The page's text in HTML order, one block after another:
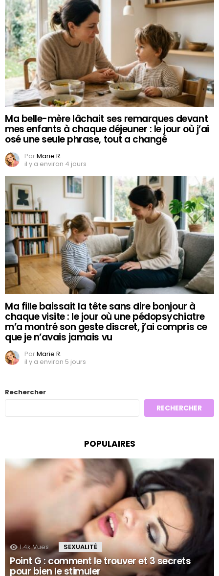
Ma belle-mère lâchait ses remarques devant
mes enfants à chaque déjeuner : le jour où j’ai
osé une seule phrase, tout a changé
ParMarie R.
il y a environ 4 jours
Ma fille baissait la tête sans dire bonjour à
chaque visite : le jour où une pédopsychiatre
m’a montré son geste discret, j’ai compris ce
que je n’avais jamais vu
ParMarie R.
il y a environ 5 jours
Rechercher
RECHERCHER
POPULAIRES
1.4k Vues SEXUALITÉ
Point G : comment le trouver et 3 secrets
pour bien le stimuler